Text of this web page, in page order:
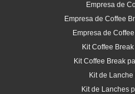
Empresa de
Empresa de Coffee
Empresa de
Kit Coffee
Kit Coffee Break
Kit de Lanche
Kit de Lanches